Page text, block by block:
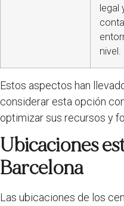
legal
nivel.
Estos aspectos han
considerar esta opción
optimizar sus recursos y
Ubicaciones
Barcelona
Las ubicaciones de los